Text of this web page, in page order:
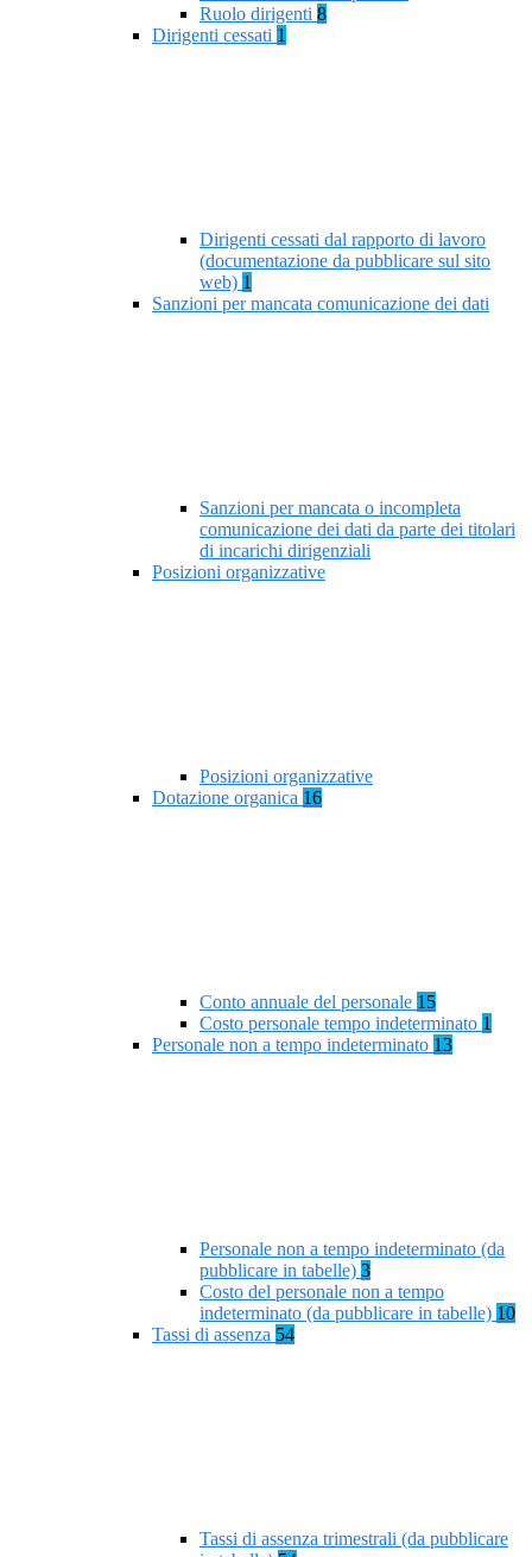
Ruolo dirigenti 8
Dirigenti cessati 1
Dirigenti cessati dal rapporto di lavoro
(documentazione da pubblicare sul sito
web) 1
Sanzioni per mancata comunicazione dei dati
Sanzioni per mancata o incompleta
comunicazione dei dati da parte dei titolari
di incarichi dirigenziali
Posizioni organizzative
Posizioni organizzative
Dotazione organica 16
Conto annuale del personale 15
Costo personale tempo indeterminato 1
Personale non a tempo indeterminato 13
Personale non a tempo indeterminato (da
pubblicare in tabelle) 3
Costo del personale non a tempo
indeterminato (da pubblicare in tabelle) 10
Tassi di assenza 54
Tassi di assenza trimestrali (da pubblicare